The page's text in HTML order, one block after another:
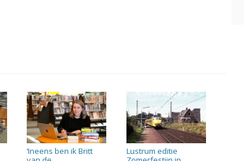
‘Ineens ben ik Britt
Lustrum editie